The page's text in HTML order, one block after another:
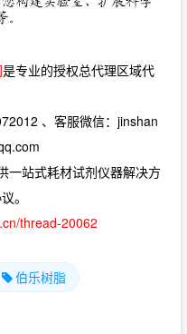
是专业的授权总代理区域代
、客服微信：jinshan
一站式耗材试剂仪器解决方
。
thread-20062
伯乐树脂